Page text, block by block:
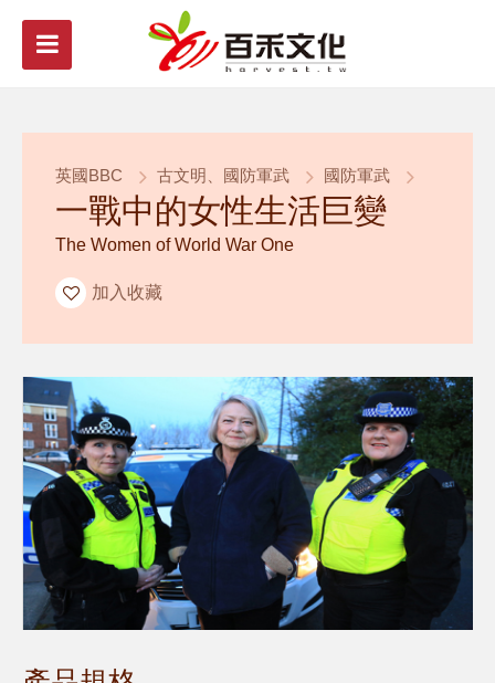
英國BBC 古文明、國防軍武 國防軍武
一戰中的女性生活巨變
The Women of World War One
加入收藏